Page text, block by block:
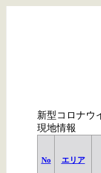
新型コロナウ
現地情報
No エリア